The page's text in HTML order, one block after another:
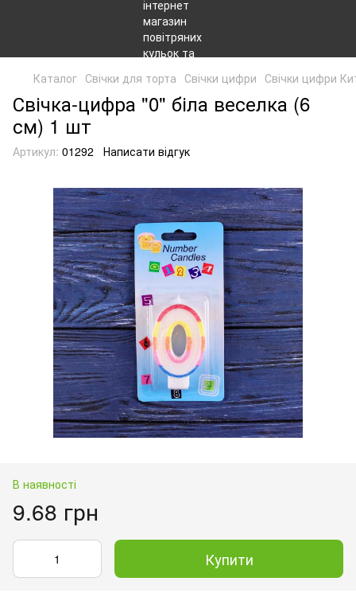
Каталог Свічки для торта Свічки цифри Свічки цифри
Свічка-цифра "0" біла веселка (6
см) 1 шт
Артикул: 01292 Написати відгук
В наявності
9.68 грн
Купити